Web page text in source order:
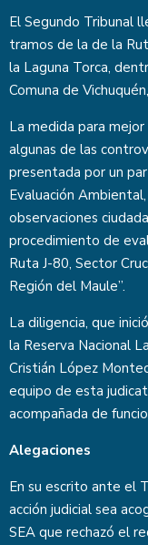
El Segundo Tribunal
tramos de la de la
la Laguna Torca,
Comuna de
La medida para
algunas de las
presentada por un
Evaluación
observaciones
procedimiento de
Ruta J-80, Sector
Región del Maule”.
La diligencia, que
la Reserva Nacional
Cristián López
equipo de esta
acompañada de
Alegaciones
En su escrito ante el
acción judicial sea
SEA que rechazó el